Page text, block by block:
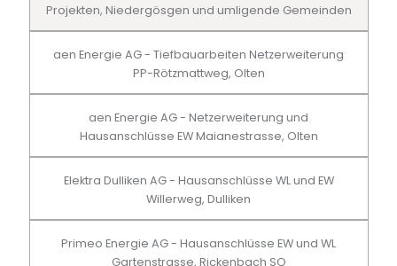
Projekten, Niedergösgen und umligende Gemeinden
aen Energie AG - Tiefbauarbeiten Netzerweiterung
PP-Rötzmattweg, Olten
aen Energie AG - Netzerweiterung und
Hausanschlüsse EW Maianestrasse, Olten
Elektra Dulliken AG - Hausanschlüsse WL und EW
Willerweg, Dulliken
Primeo Energie AG - Hausanschlüsse EW und WL
Gartenstrasse, Rickenbach SO